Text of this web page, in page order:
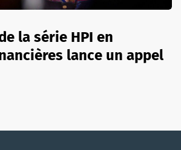
la série HPI en
lance un appel